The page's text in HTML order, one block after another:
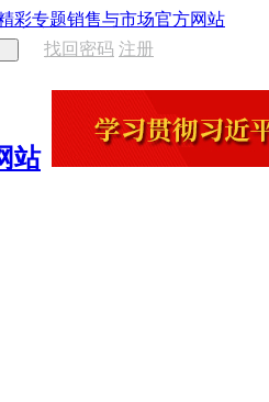
彩专题销售与市场官方网站
找回密码 注册